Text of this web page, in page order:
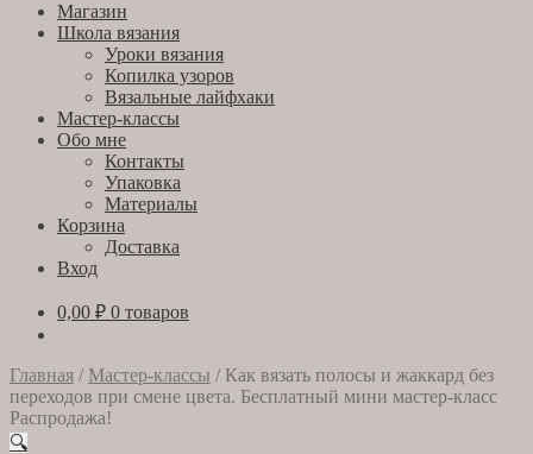
Магазин
Школа вязания
Уроки вязания
Копилка узоров
Вязальные лайфхаки
Мастер-классы
Обо мне
Контакты
Упаковка
Материалы
Корзина
Доставка
Вход
0,00 ₽ 0 товаров
Главная / Мастер-классы / Как вязать полосы и жаккард без
переходов при смене цвета. Бесплатный мини мастер-класс
Распродажа!
🔍